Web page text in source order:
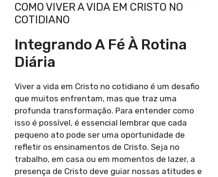
COMO VIVER A VIDA EM CRISTO NO
COTIDIANO
Integrando A Fé À Rotina
Diária
Viver a vida em Cristo no cotidiano é um desafio
que muitos enfrentam, mas que traz uma
profunda transformação. Para entender como
isso é possível, é essencial lembrar que cada
pequeno ato pode ser uma oportunidade de
refletir os ensinamentos de Cristo. Seja no
trabalho, em casa ou em momentos de lazer, a
presença de Cristo deve guiar nossas atitudes e